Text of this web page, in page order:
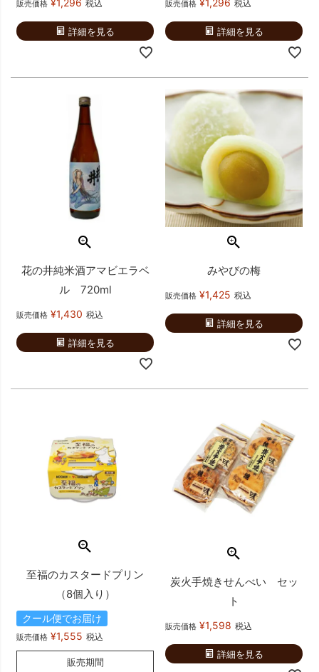
販売価格 ¥1,296 税込
詳細を見る
販売価格 ¥1,296 税込
詳細を見る
花の井純米酒アマビエラベ
ル 720ml
販売価格 ¥1,430 税込
詳細を見る
みやびの梅
販売価格 ¥1,425 税込
詳細を見る
至福のカスタードプリン
（8個入り）
クール便でお届け
販売価格 ¥1,555 税込
販売期間
炭火手焼きせんべい セッ
ト
販売価格 ¥1,598 税込
詳細を見る